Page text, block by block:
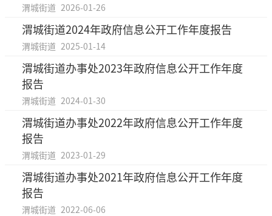
渭城街道 2026-01-26
渭城街道2024年政府信息公开工作年度报告
渭城街道 2025-01-14
渭城街道办事处2023年政府信息公开工作年度
报告
渭城街道 2024-01-30
渭城街道办事处2022年政府信息公开工作年度
报告
渭城街道 2023-01-29
渭城街道办事处2021年政府信息公开工作年度
报告
渭城街道 2022-06-06